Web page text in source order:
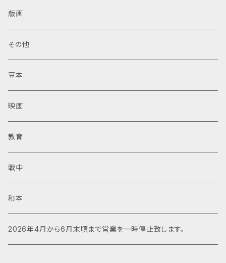
版画
その他
豆本
映画
教育
戦中
和本
2026年4月から6月末頃まで営業を一時停止致します。